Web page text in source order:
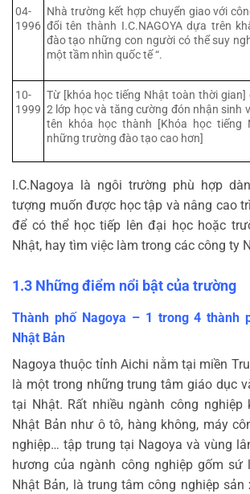
04-
1996
Nhà trường kết hợp chuyển giao với
đổi tên thành I.C.NAGOYA dựa trên
đào tạo những con người có thể suy
một tầm nhìn quốc tế “.
10-
1999
Từ [khóa học tiếng Nhật toàn thời gian]
2 lớp học và tăng cường đón nhận sinh
tên khóa học thành [Khóa học tiếng
những trường đào tạo cao hơn]
I.C.Nagoya là ngôi trường phù hợp
tượng muốn được học tập và nâng cao
để có thể học tiếp lên đại học hoặc
Nhật, hay tìm việc làm trong các công ty
1.3 Những điểm nổi bật của trường
Thành phố Nagoya – 1 trong 4 thành
Nhật Bản
Nagoya thuộc tỉnh Aichi nằm tại miền
là một trong những trung tâm giáo dục
tại Nhật. Rất nhiều ngành công nghiệp
Nhật Bản như ô tô, hàng không, máy
nghiệp… tập trung tại Nagoya và vùng
hương của ngành công nghiệp gốm sứ
Nhật Bản, là trung tâm công nghiệp